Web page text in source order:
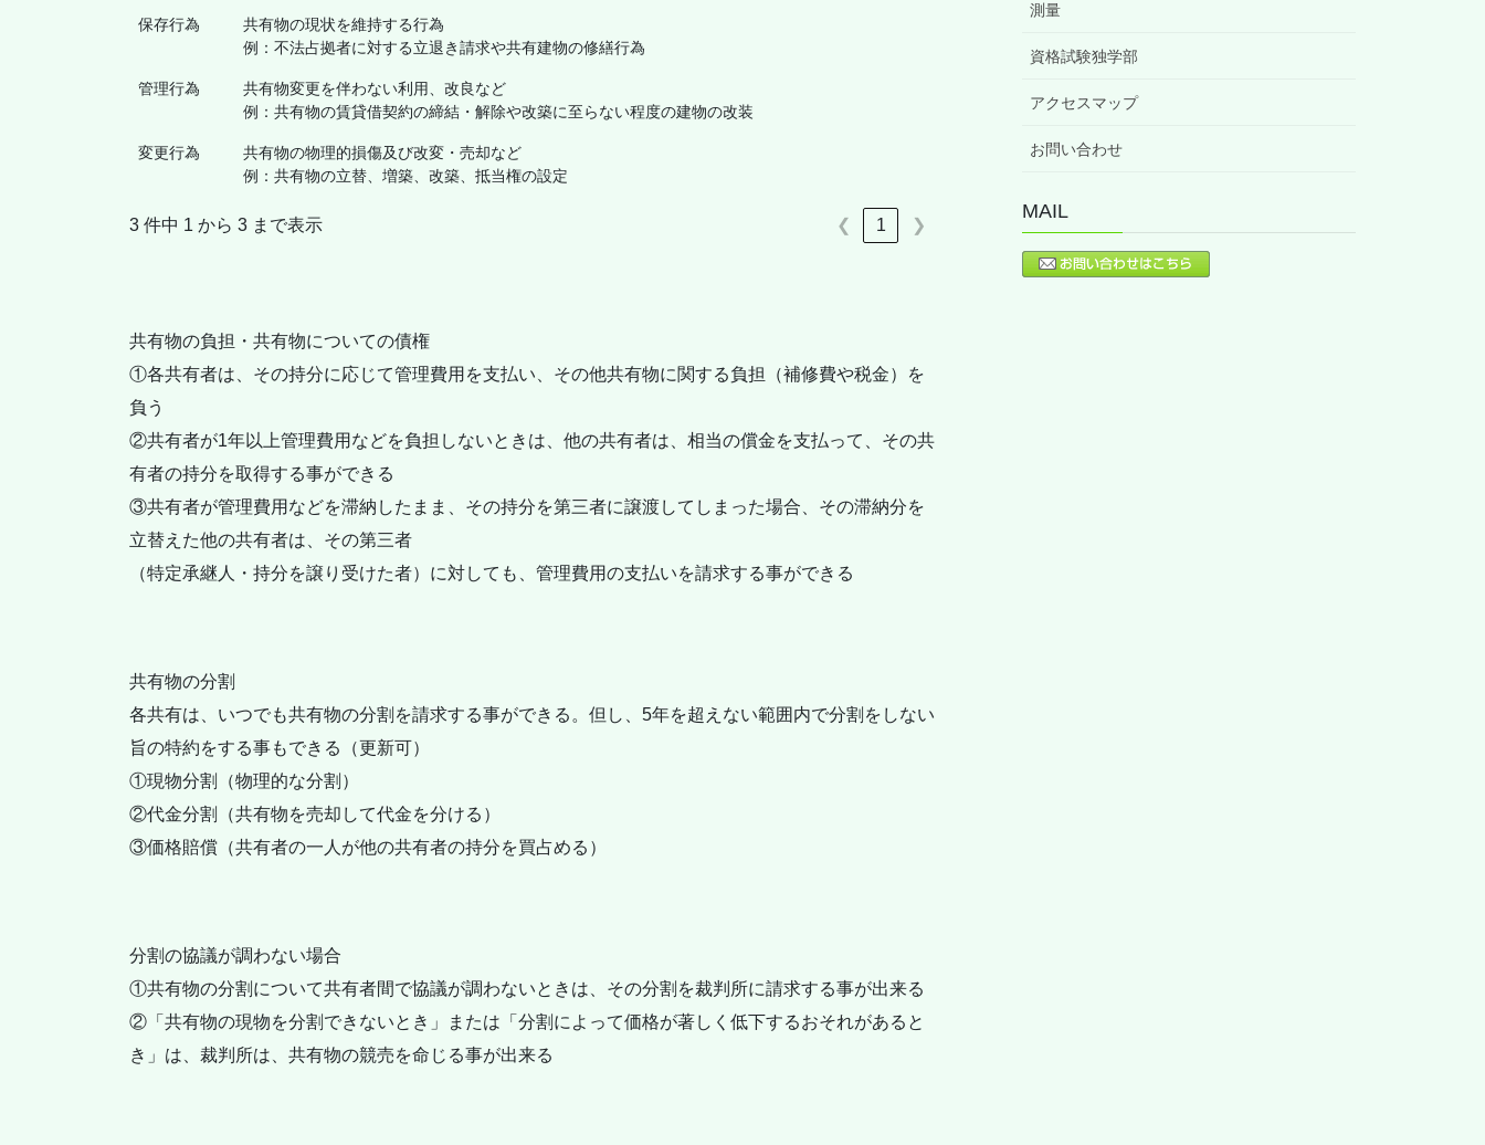
保存行為
共有物の現状を維持する行為
例：不法占拠者に対する立退き請求や共有建物の修繕行為
管理行為
共有物変更を伴わない利用、改良など
例：共有物の賃貸借契約の締結・解除や改築に至らない程度の建物の改装
変更行為
共有物の物理的損傷及び改変・売却など
例：共有物の立替、増築、改築、抵当権の設定
3 件中 1 から 3 まで表示 ❮ 1 ❯
共有物の負担・共有物についての債権
①各共有者は、その持分に応じて管理費用を支払い、その他共有物に関する負担（補修費や税金）を
負う
②共有者が1年以上管理費用などを負担しないときは、他の共有者は、相当の償金を支払って、その共
有者の持分を取得する事ができる
③共有者が管理費用などを滞納したまま、その持分を第三者に譲渡してしまった場合、その滞納分を
立替えた他の共有者は、その第三者
（特定承継人・持分を譲り受けた者）に対しても、管理費用の支払いを請求する事ができる
共有物の分割
各共有は、いつでも共有物の分割を請求する事ができる。但し、5年を超えない範囲内で分割をしない
旨の特約をする事もできる（更新可）
①現物分割（物理的な分割）
②代金分割（共有物を売却して代金を分ける）
③価格賠償（共有者の一人が他の共有者の持分を買占める）
分割の協議が調わない場合
①共有物の分割について共有者間で協議が調わないときは、その分割を裁判所に請求する事が出来る
②「共有物の現物を分割できないとき」または「分割によって価格が著しく低下するおそれがあると
き」は、裁判所は、共有物の競売を命じる事が出来る
測量
資格試験独学部
アクセスマップ
お問い合わせ
MAIL